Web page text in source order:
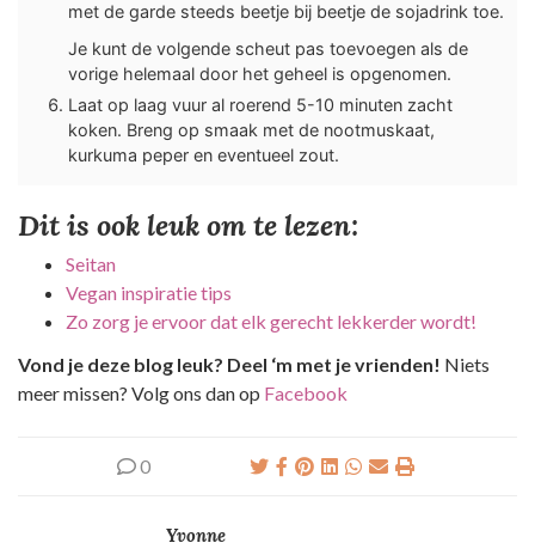
met de garde steeds beetje bij beetje de sojadrink toe.
Je kunt de volgende scheut pas toevoegen als de
vorige helemaal door het geheel is opgenomen.
Laat op laag vuur al roerend 5-10 minuten zacht
koken. Breng op smaak met de nootmuskaat,
kurkuma peper en eventueel zout.
Dit is ook leuk om te lezen:
Seitan
Vegan inspiratie tips
Zo zorg je ervoor dat elk gerecht lekkerder wordt!
Vond je deze blog leuk? Deel ‘m met je vrienden! Niets
meer missen? Volg ons dan op Facebook
0
Yvonne